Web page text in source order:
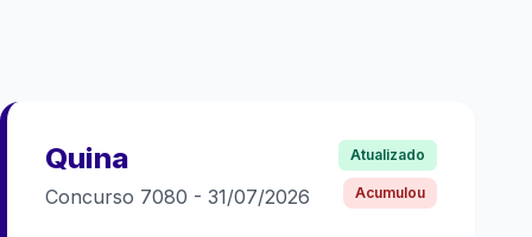
Quina
Concurso 7080 - 31/07/2026
Atualizado
Acumulou